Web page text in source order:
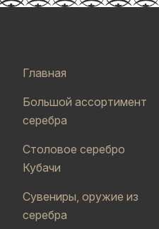
Главная
Большой ассортимент
серебра
Столовое серебро
Кубачи
Сувениры, оружие из
серебра